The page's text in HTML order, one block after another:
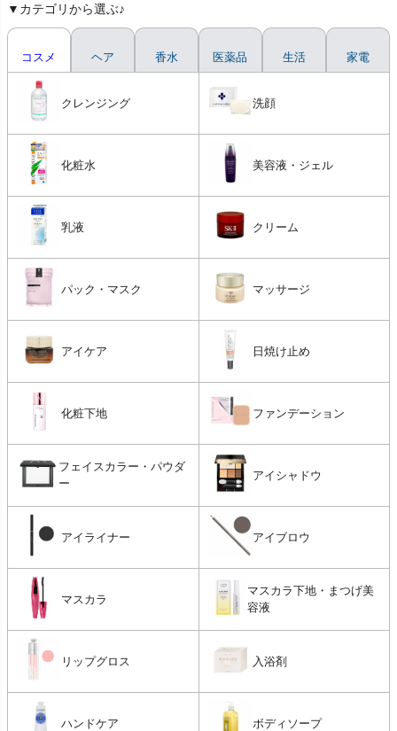
▼カテゴリから選ぶ♪
コスメ
クレンジング 洗顔
化粧水 美容液・ジェル
乳液 クリーム
パック・マスク マッサージ
アイケア 日焼け止め
化粧下地 ファンデーション
フェイスカラー・パウダ
ー
アイシャドウ
アイライナー アイブロウ
マスカラ
マスカラ下地・まつげ美
容液
リップグロス 入浴剤
ハンドケア ボディソープ
ヘア 香水 医薬品 生活 家電